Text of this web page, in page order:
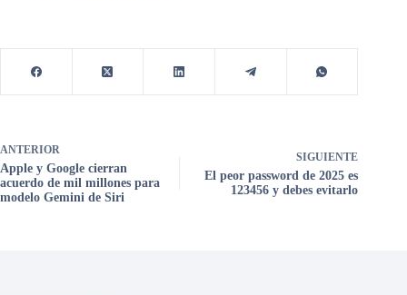
ANTERIOR
Apple y Google cierran
acuerdo de mil millones para
modelo Gemini de Siri
SIGUIENTE
El peor password de 2025 es
123456 y debes evitarlo